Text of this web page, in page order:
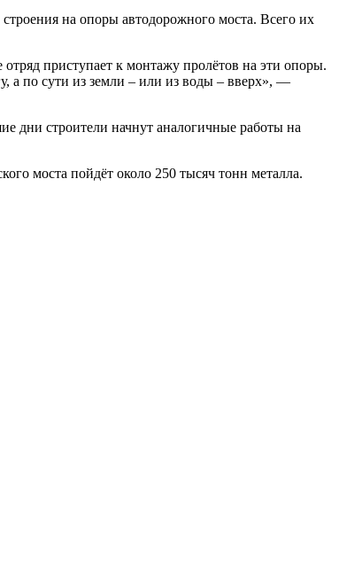
на опоры автодорожного моста. Всего их
приступает к монтажу пролётов на эти опоры.
а по сути из земли – или из воды – вверх», —
дни строители начнут аналогичные работы на
моста пойдёт около 250 тысяч тонн металла.